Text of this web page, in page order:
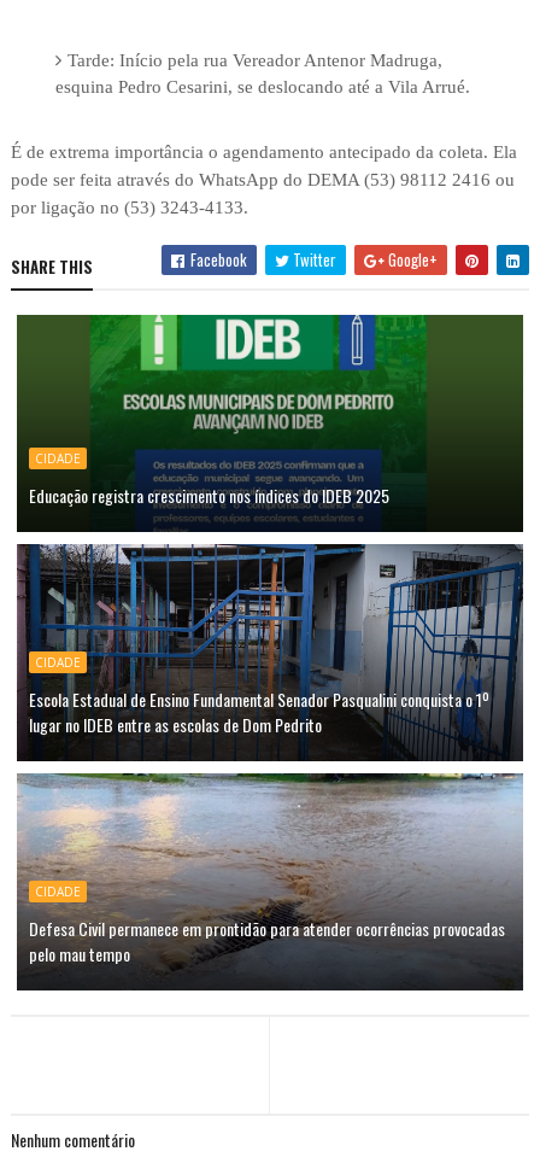
Tarde: Início pela rua Vereador Antenor Madruga,
esquina Pedro Cesarini, se deslocando até a Vila Arrué.
É de extrema importância o agendamento antecipado da coleta. Ela
pode ser feita através do WhatsApp do DEMA (53) 98112 2416 ou
por ligação no (53) 3243-4133.
SHARE THIS Facebook Twitter Google+
CIDADE
Educação registra crescimento nos índices do IDEB 2025
CIDADE
Escola Estadual de Ensino Fundamental Senador Pasqualini conquista o 1º
lugar no IDEB entre as escolas de Dom Pedrito
CIDADE
Defesa Civil permanece em prontidão para atender ocorrências provocadas
pelo mau tempo
Nenhum comentário